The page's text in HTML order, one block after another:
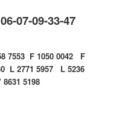
07-09-33-47
7553 F 1050 0042 F
L 2771 5957 L 5236
8631 5198